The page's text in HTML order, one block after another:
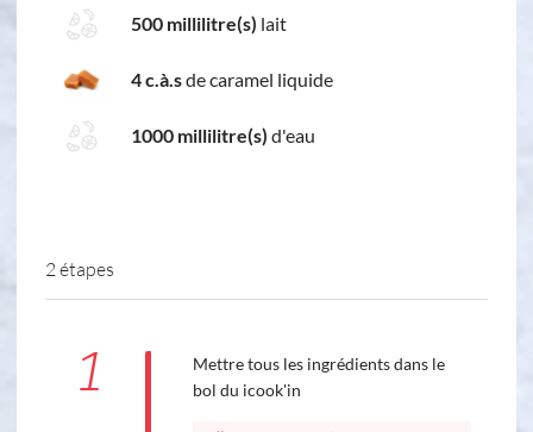
500 millilitre(s) lait
4 c.à.sde caramel liquide
1000 millilitre(s) d'eau
2 étapes
1
Mettre tous les ingrédients dans le
bol du icook'in